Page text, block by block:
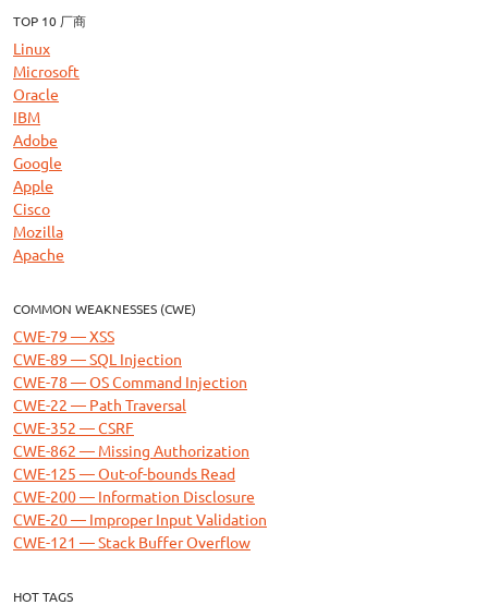
TOP 10 厂商
Linux
Microsoft
Oracle
IBM
Adobe
Google
Apple
Cisco
Mozilla
Apache
COMMON WEAKNESSES (CWE)
CWE-79 — XSS
CWE-89 — SQL Injection
CWE-78 — OS Command Injection
CWE-22 — Path Traversal
CWE-352 — CSRF
CWE-862 — Missing Authorization
CWE-125 — Out-of-bounds Read
CWE-200 — Information Disclosure
CWE-20 — Improper Input Validation
CWE-121 — Stack Buffer Overflow
HOT TAGS